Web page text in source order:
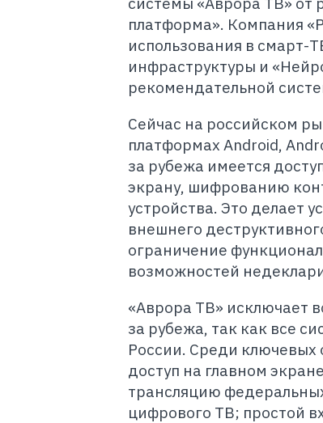
платформа». Компания
использования в
инфраструктуры и
рекомендательной
Сейчас на российском
платформах Android,
за рубежа имеется
экрану, шифрованию
устройства. Это делает
внешнего
ограничение
возможностей
«Аврора ТВ» исключает
за рубежа, так как все
России. Среди
доступ на главном
трансляцию
цифрового ТВ; простой